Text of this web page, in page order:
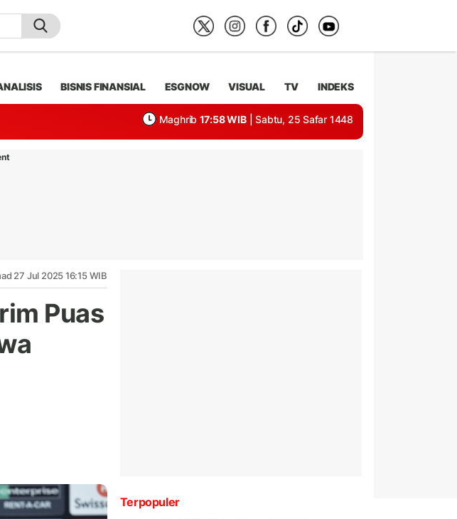
BISNIS FINANSIAL ESGNOW VISUAL TV INDEKS
Maghrib 17:58 WIB | Sabtu, 25 Safar 1448
27 Jul 2025 16:15 WIB
Puas
Terpopuler